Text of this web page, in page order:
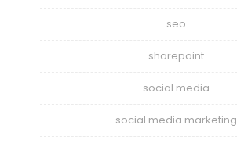
seo
sharepoint
social media
social media marketing